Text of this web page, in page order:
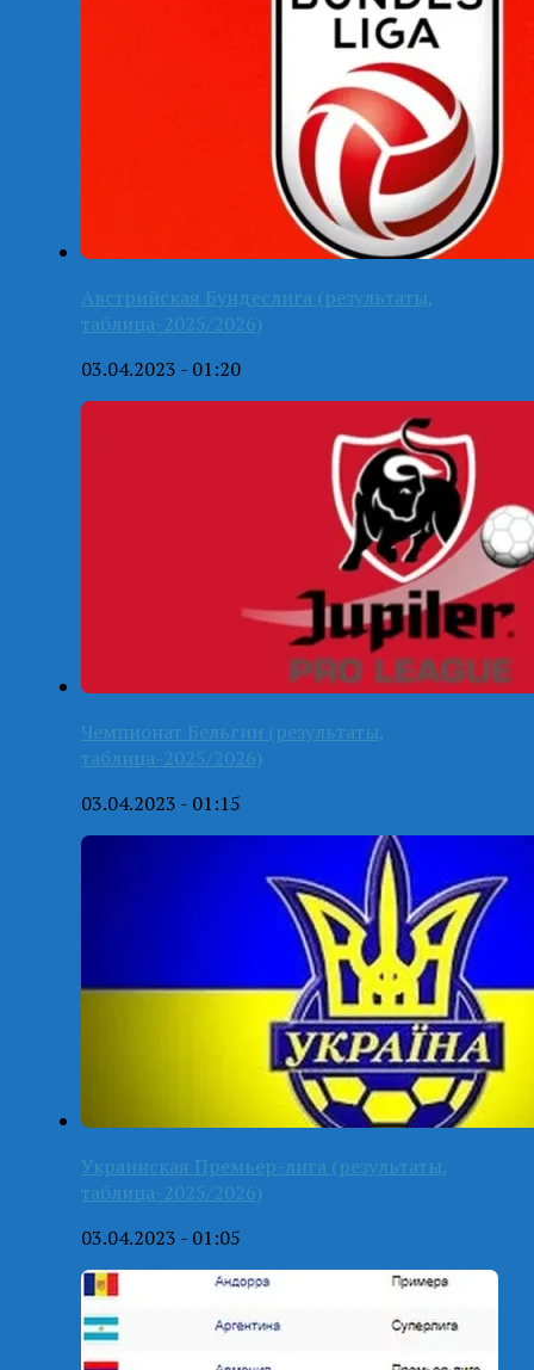
Австрийская Бундеслига (результаты,
таблица-2025/2026)
03.04.2023 - 01:20
Чемпионат Бельгии (результаты,
таблица-2025/2026)
03.04.2023 - 01:15
Украинская Премьер-лига (результаты,
таблица-2025/2026)
03.04.2023 - 01:05